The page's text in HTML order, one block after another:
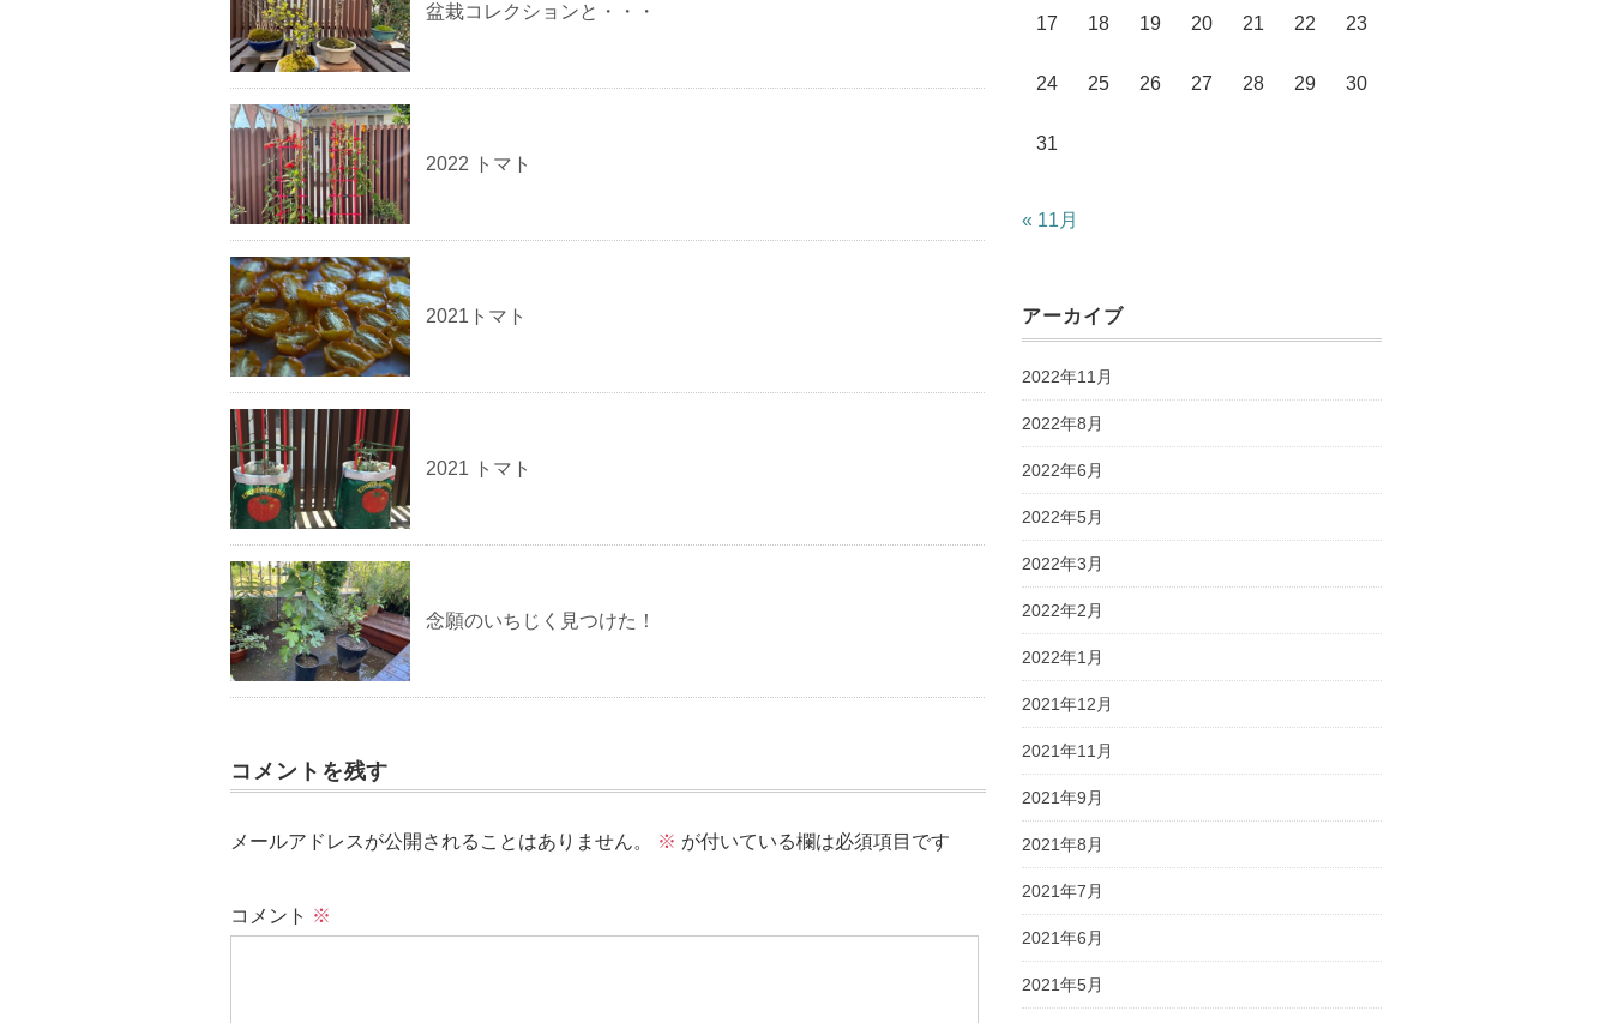
盆栽コレクションと・・・
2022 トマト
2021トマト
2021 トマト
念願のいちじく見つけた！
コメントを残す
メールアドレスが公開されることはありません。 ※ が付いている欄は必須項目です
コメント ※
17 18 19 20 21 22 23
24 25 26 27 28 29 30
31
« 11月
アーカイブ
2022年11月
2022年8月
2022年6月
2022年5月
2022年3月
2022年2月
2022年1月
2021年12月
2021年11月
2021年9月
2021年8月
2021年7月
2021年6月
2021年5月